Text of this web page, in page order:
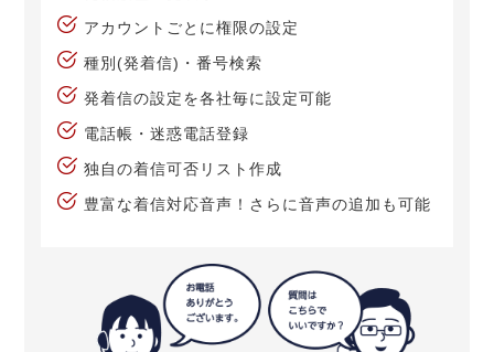
アカウントごとに権限の設定
種別(発着信)・番号検索
発着信の設定を各社毎に設定可能
電話帳・迷惑電話登録
独自の着信可否リスト作成
豊富な着信対応音声！さらに音声の追加も可能